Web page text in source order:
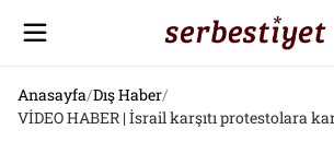
Anasayfa/Dış Haber/